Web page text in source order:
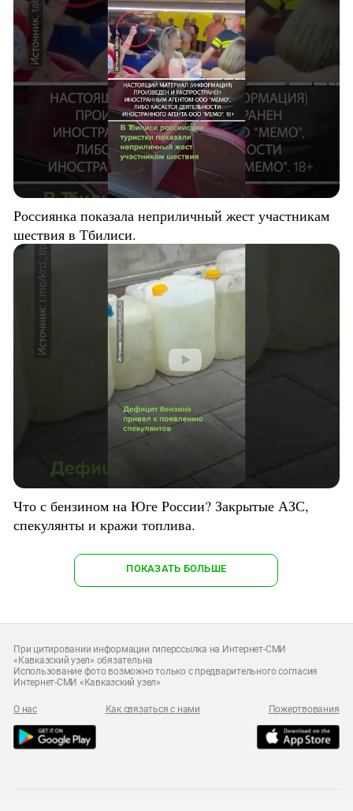
Россиянка показала неприличный жест участникам
шествия в Тбилиси.
Что с бензином на Юге России? Закрытые АЗС,
спекулянты и кражи топлива.
ПОКАЗАТЬ БОЛЬШЕ
При цитировании информации гиперссылка на Интернет-СМИ
«Кавказский узел» обязательна
Использование фото возможно только с предварительного согласия
Интернет-СМИ «Кавказский узел»
О нас Как связаться с нами Пожертвования